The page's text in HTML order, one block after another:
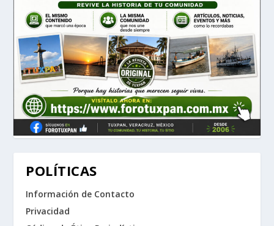
POLÍTICAS
Información de Contacto
Privacidad